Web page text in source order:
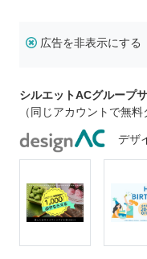
広告を非表示にする
シルエットACグループ
（同じアカウントで無
デザ